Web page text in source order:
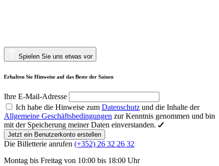
Spielen Sie uns etwas vor
Erhalten Sie Hinweise auf das Beste der Saison
Ihre E-Mail-Adresse
Ich habe die Hinweise zum Datenschutz und die Inhalte der
Allgemeine Geschäftsbedingungen zur Kenntnis genommen und bin
mit der Speicherung meiner Daten einverstanden.
Jetzt ein Benutzerkonto erstellen
Die Billetterie anrufen (+352) 26 32 26 32
Montag bis Freitag von 10:00 bis 18:00 Uhr